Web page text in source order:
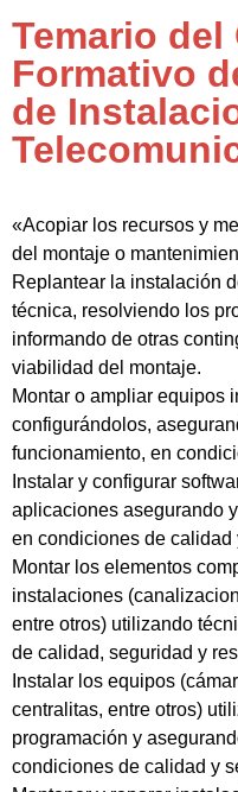
Temario del
Formativo
de
«Acopiar los recursos y
del montaje o
Replantear la instalación
técnica, resolviendo los
informando de otras
viabilidad del montaje.
Montar o ampliar equipos
configurándolos,
funcionamiento, en
Instalar y configurar
aplicaciones asegurando
en condiciones de calidad
Montar los elementos
instalaciones
entre otros) utilizando
de calidad, seguridad y
Instalar los equipos
centralitas, entre otros)
programación y
condiciones de calidad y